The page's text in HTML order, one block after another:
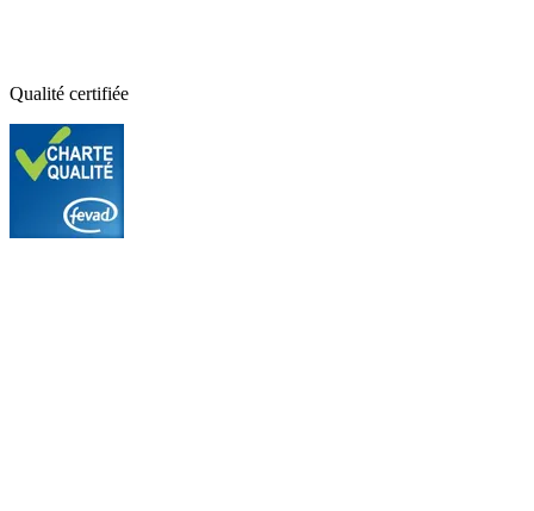
Qualité certifiée